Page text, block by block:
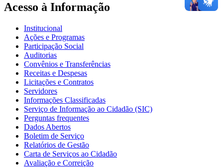
Acesso à Informação
Institucional
Ações e Programas
Participação Social
Auditorias
Convênios e Transferências
Receitas e Despesas
Licitações e Contratos
Servidores
Informações Classificadas
Serviço de Informação ao Cidadão (SIC)
Perguntas frequentes
Dados Abertos
Boletim de Serviço
Relatórios de Gestão
Carta de Serviços ao Cidadão
Avaliação e Correição